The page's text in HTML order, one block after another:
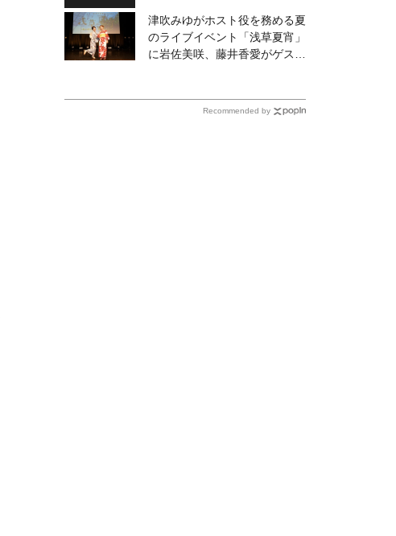
津吹みゆがホスト役を務める夏
のライブイベント「浅草夏宵」
に岩佐美咲、藤井香愛がゲスト
Recommended by